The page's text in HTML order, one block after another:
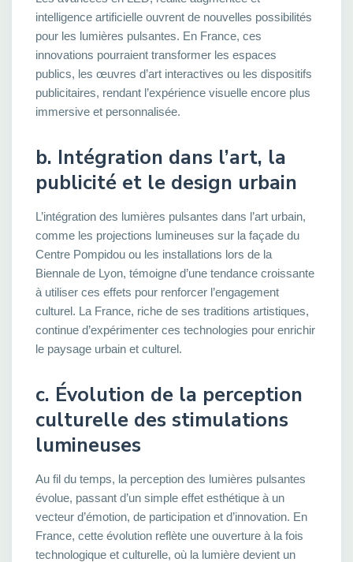
intelligence artificielle ouvrent de nouvelles possibilités
pour les lumières pulsantes. En France, ces
innovations pourraient transformer les espaces
publics, les œuvres d’art interactives ou les dispositifs
publicitaires, rendant l’expérience visuelle encore plus
immersive et personnalisée.
b. Intégration dans l’art, la
publicité et le design urbain
L’intégration des lumières pulsantes dans l’art urbain,
comme les projections lumineuses sur la façade du
Centre Pompidou ou les installations lors de la
Biennale de Lyon, témoigne d’une tendance croissante
à utiliser ces effets pour renforcer l’engagement
culturel. La France, riche de ses traditions artistiques,
continue d’expérimenter ces technologies pour enrichir
le paysage urbain et culturel.
c. Évolution de la perception
culturelle des stimulations
lumineuses
Au fil du temps, la perception des lumières pulsantes
évolue, passant d’un simple effet esthétique à un
vecteur d’émotion, de participation et d’innovation. En
France, cette évolution reflète une ouverture à la fois
technologique et culturelle, où la lumière devient un